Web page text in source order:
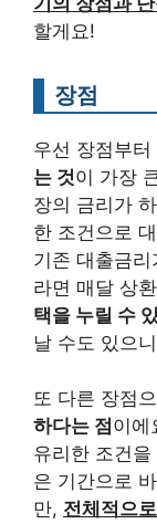
할게요!
장점
우선 장점부
는 것이 가장
장의 금리가
한 조건으로
기존 대출금
라면 매달 상
택을 누릴 수
날 수도 있으
또 다른 장점
하다는 점 이에
유리한 조건
은 기간으로
만, 전체적으